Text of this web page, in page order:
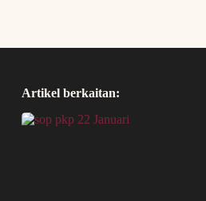
Artikel berkaitan: